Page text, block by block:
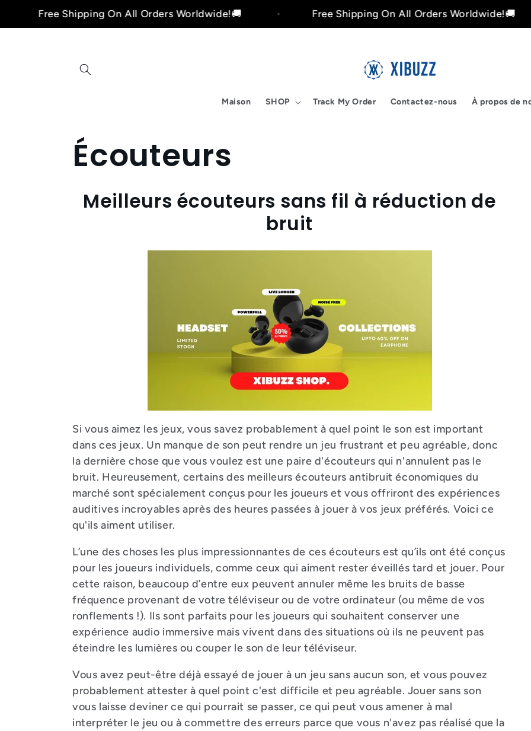
passer
Free Shipping On All Orders Worldwide!🚚 Free Shipping On All Orders Worldwide!🚚
Maison SHOP Track My Order Contactez-nous À propos de
C
o
i
o
n
:
Écouteurs
Meilleurs écouteurs sans fil à réduction de
bruit
Si vous aimez les jeux, vous savez probablement à quel point le son est important
dans ces jeux. Un manque de son peut rendre un jeu frustrant et peu agréable, donc
la dernière chose que vous voulez est une paire d'écouteurs qui n'annulent pas le
bruit. Heureusement, certains des meilleurs écouteurs antibruit économiques du
marché sont spécialement conçus pour les joueurs et vous offriront des expériences
auditives incroyables après des heures passées à jouer à vos jeux préférés. Voici ce
qu'ils aiment utiliser.
L’une des choses les plus impressionnantes de ces écouteurs est qu’ils ont été conçus
pour les joueurs individuels, comme ceux qui aiment rester éveillés tard et jouer. Pour
cette raison, beaucoup d’entre eux peuvent annuler même les bruits de basse
fréquence provenant de votre téléviseur ou de votre ordinateur (ou même de vos
ronflements !). Ils sont parfaits pour les joueurs qui souhaitent conserver une
expérience audio immersive mais vivent dans des situations où ils ne peuvent pas
éteindre les lumières ou couper le son de leur téléviseur.
Vous avez peut-être déjà essayé de jouer à un jeu sans aucun son, et vous pouvez
probablement attester à quel point c'est difficile et peu agréable. Jouer sans son
vous laisse deviner ce qui pourrait se passer, ce qui peut vous amener à mal
interpréter le jeu ou à commettre des erreurs parce que vous n'avez pas réalisé que la